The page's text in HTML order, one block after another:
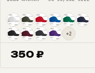
+2
350 ₽